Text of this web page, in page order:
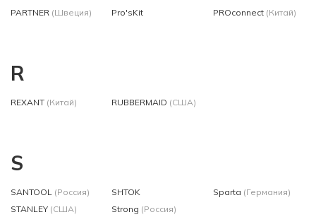
PARTNER (Швеция) Pro'sKit PROconnect (Китай)
R
REXANT (Китай) RUBBERMAID (США)
S
SANTOOL (Россия)
STANLEY (США)
SHTOK
Strong (Россия)
Sparta (Германия)